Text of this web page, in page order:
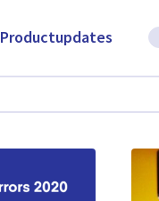
Productupdates